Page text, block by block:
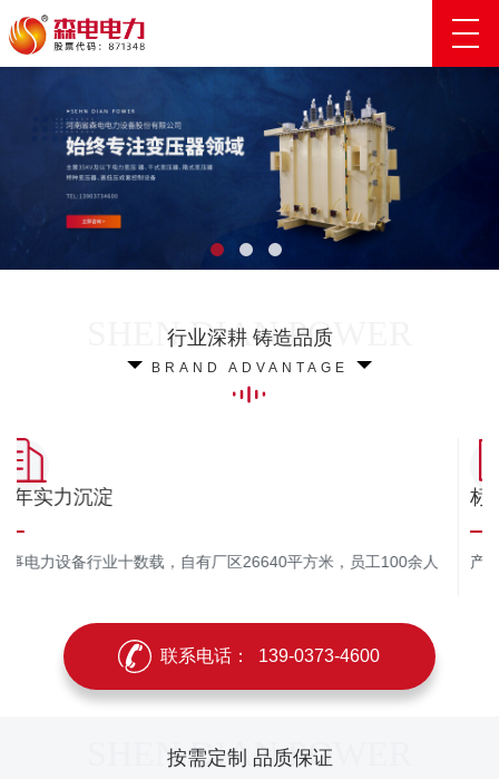
行业深耕 铸造品质
BRAND ADVANTAGE
多年实力沉淀
从事电力设备行业十数载，自有厂区26640平方米，员工100余人
联系电话： 139-0373-4600
按需定制 品质保证